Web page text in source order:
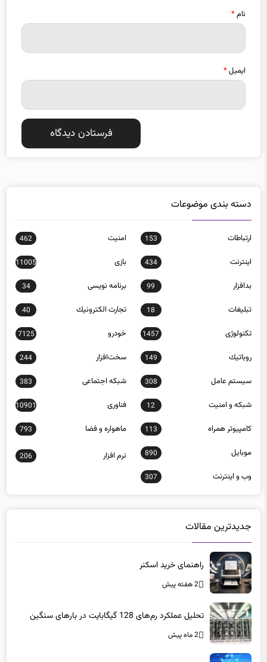
نام*
ایمیل*
دسته بندی موضوعات
ارتباطات 153 امنيت 462
اينترنت 434 بازی 11005
بدافزار 99 برنامه نويسی 34
تبلیغات 18 تجارت الكترونيك 40
تکنولوژی 1457 خودرو 7125
روباتيك 149 سخت‌افزار 244
سيستم عامل 308 شبكه اجتماعی 383
شبكه و امنيت 12 فناوری 10901
كامپيوتر همراه 113 ماهواره و فضا 793
موبايل 890 نرم افزار 206
وب و اينترنت 307
جدیدترین مقالات
راهنمای خرید اسکنر
2 هفته پیش
تحلیل عملکرد رم‌های 128 گیگابایت در بارهای سنگین
2 ماه پیش